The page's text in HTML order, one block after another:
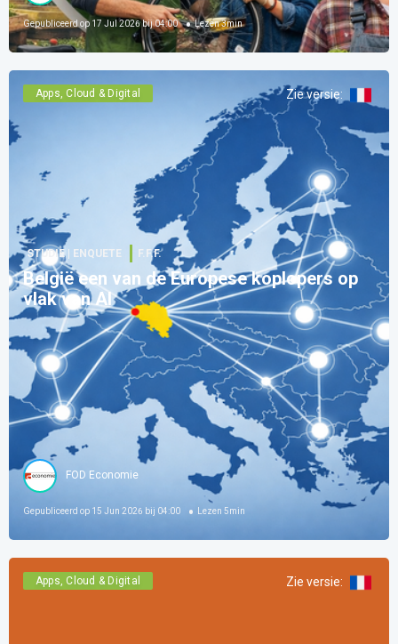
Gepubliceerd op 17 Jul 2026 bij 04:00 Lezen3min
Apps, Cloud & Digital Zie versie:
STUDIE | ENQUETE F.F.F.
België een van de Europese koplopers op
vlak van AI
FOD Economie
Gepubliceerd op 15 Jun 2026 bij 04:00 Lezen 5min
Apps, Cloud & Digital Zie versie: